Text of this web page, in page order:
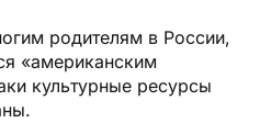
родителям в России,
«американским
культурные ресурсы